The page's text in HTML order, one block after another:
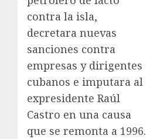
contra la isla,
decretara nuevas
sanciones contra
empresas y dirigentes
cubanos e imputara al
expresidente Raúl
Castro en una causa
que se remonta a 1996.